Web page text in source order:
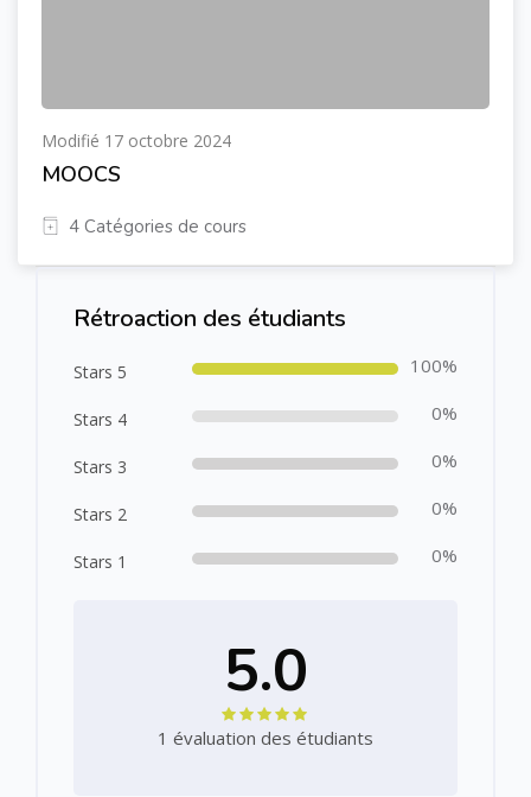
Modifié 17 octobre 2024
MOOCS
4 Catégories de cours
Rétroaction des étudiants
Stars 5 100%
Stars 4 0%
Stars 3 0%
Stars 2 0%
Stars 1 0%
5.0
1 évaluation des étudiants